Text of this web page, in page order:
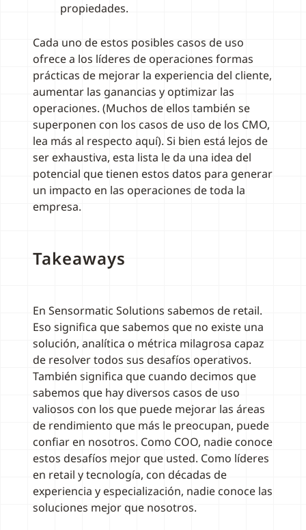
propiedades.
Cada uno de estos posibles casos de uso
ofrece a los líderes de operaciones formas
prácticas de mejorar la experiencia del cliente,
aumentar las ganancias y optimizar las
operaciones. (Muchos de ellos también se
superponen con los casos de uso de los CMO,
lea más al respecto aquí). Si bien está lejos de
ser exhaustiva, esta lista le da una idea del
potencial que tienen estos datos para generar
un impacto en las operaciones de toda la
empresa.
Takeaways
En Sensormatic Solutions sabemos de retail.
Eso significa que sabemos que no existe una
solución, analítica o métrica milagrosa capaz
de resolver todos sus desafíos operativos.
También significa que cuando decimos que
sabemos que hay diversos casos de uso
valiosos con los que puede mejorar las áreas
de rendimiento que más le preocupan, puede
confiar en nosotros. Como COO, nadie conoce
estos desafíos mejor que usted. Como líderes
en retail y tecnología, con décadas de
experiencia y especialización, nadie conoce las
soluciones mejor que nosotros.